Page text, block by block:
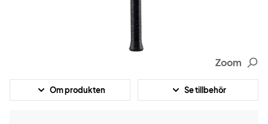
Zoom
Om produkten Se tillbehör